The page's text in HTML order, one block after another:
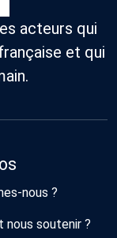
acteurs qui
et qui
nous ?
nous soutenir ?